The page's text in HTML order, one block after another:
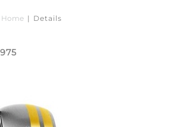
Home | Details